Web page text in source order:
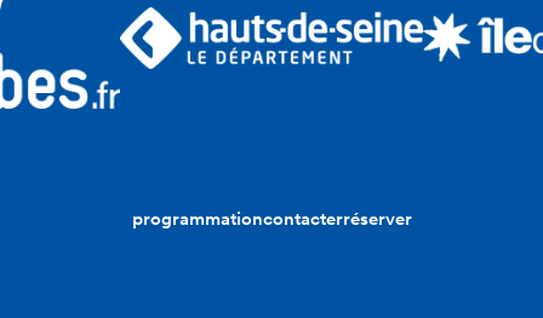
programmationcontacterréserver